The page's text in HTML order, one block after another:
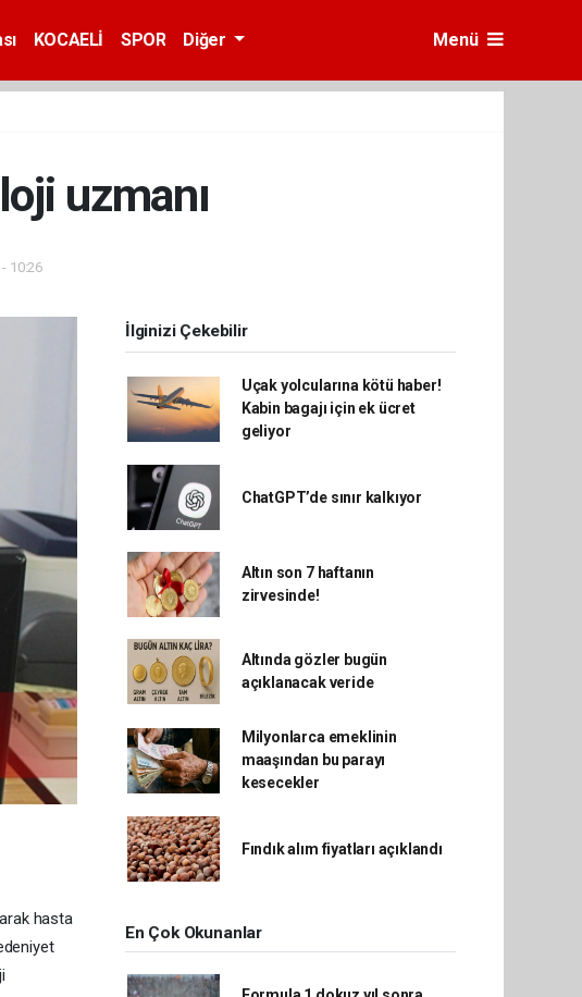
KOCAELİ SPOR Diğer Menü
uzmanı
10:26
hasta
İlginizi Çekebilir
Uçak yolcularına kötü haber!
Kabin bagajı için ek ücret
geliyor
ChatGPT’de sınır kalkıyor
Altın son 7 haftanın
zirvesinde!
Altında gözler bugün
açıklanacak veride
Milyonlarca emeklinin
maaşından bu parayı
kesecekler
Fındık alım fiyatları açıklandı
En Çok Okunanlar